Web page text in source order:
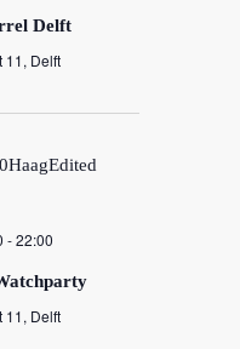
Delft
11, Delft
-22:00
11, Delft